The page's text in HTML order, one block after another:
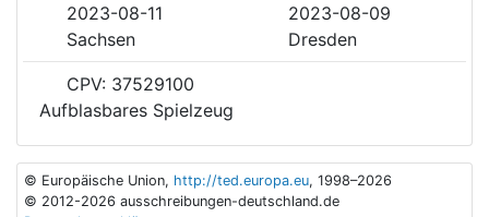
2023-08-11
2023-08-09
Sachsen
Dresden
CPV: 37529100
Aufblasbares Spielzeug
© Europäische Union, http://ted.europa.eu, 1998–2026
© 2012-2026 ausschreibungen-deutschland.de